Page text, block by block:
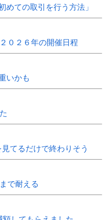
めての取引を行う方法」
０２６年の開催日程
いかも
てるだけで終わりそう
で耐える